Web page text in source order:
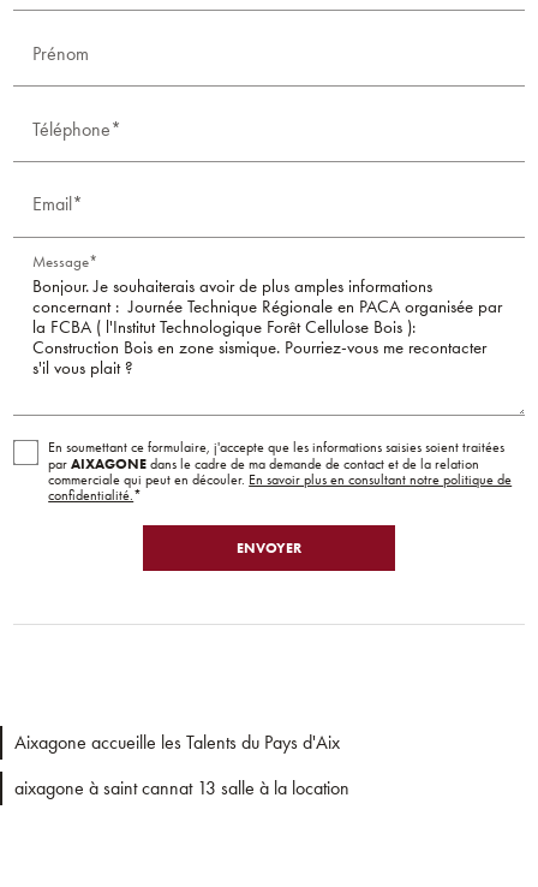
Prénom
Téléphone*
Email*
Message*
En soumettant ce formulaire, j'accepte que les informations saisies soient traitées
parAIXAGONE dans le cadre de ma demande de contact et de la relation
commerciale qui peut en découler. En savoir plus en consultant notre politique de
confidentialité. *
Aixagone accueille les Talents du Pays d'Aix
aixagone à saint cannat 13 salle à la location